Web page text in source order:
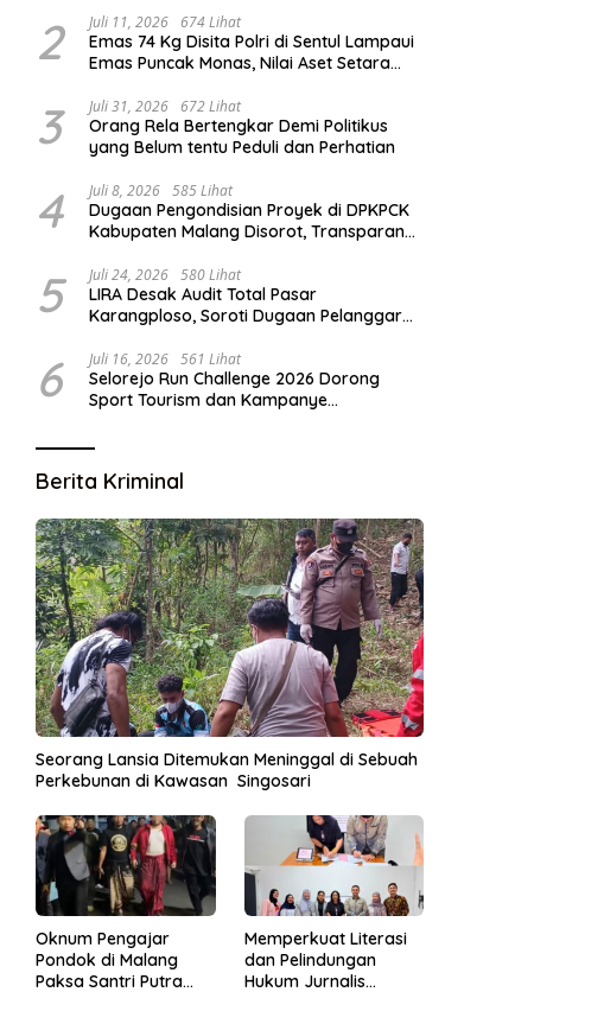
2 Juli 11, 2026 674 Lihat
Emas 74 Kg Disita Polri di Sentul Lampaui
Emas Puncak Monas, Nilai Aset Setara
3 Juli 31, 2026 672 Lihat
Orang Rela Bertengkar Demi Politikus
yang Belum tentu Peduli dan Perhatian
4 Juli 8, 2026 585 Lihat
Dugaan Pengondisian Proyek di DPKPCK
Kabupaten Malang Disorot, Transparansi
5 Juli 24, 2026 580 Lihat
LIRA Desak Audit Total Pasar
Karangploso, Soroti Dugaan Pelanggaran
6 Juli 16, 2026 561 Lihat
Selorejo Run Challenge 2026 Dorong
Sport Tourism dan Kampanye
Berita Kriminal
Seorang Lansia Ditemukan Meninggal di Sebuah
Perkebunan di Kawasan Singosari
Oknum Pengajar
Pondok di Malang
Paksa Santri Putra
Memperkuat Literasi
dan Pelindungan
Hukum Jurnalis